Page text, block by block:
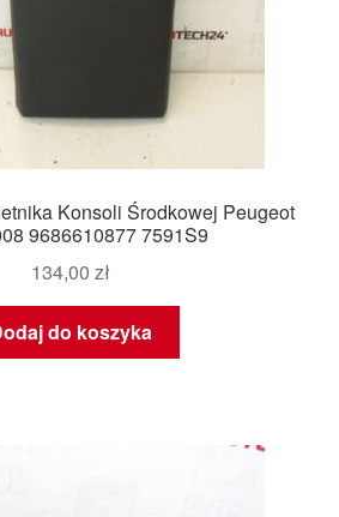
Konsoli Środkowej Peugeot
9686610877 7591S9
134,00 zł
do koszyka